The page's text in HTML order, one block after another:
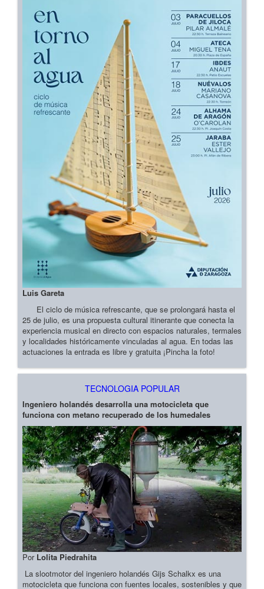
Luis Gareta
El ciclo de música refrescante, que se prolongará hasta el
25 de julio, es una propuesta cultural itinerante que conecta la
experiencia musical en directo con espacios naturales, termales
y localidades históricamente vinculadas al agua. En todas las
actuaciones la entrada es libre y gratuita ¡Pincha la foto!
TECNOLOGIA POPULAR
Ingeniero holandés desarrolla una motocicleta que
funciona con metano recuperado de los humedales
Por Lolita Piedrahita
La slootmotor del ingeniero holandés Gijs Schalkx es una
motocicleta que funciona con fuentes locales, sostenibles y que